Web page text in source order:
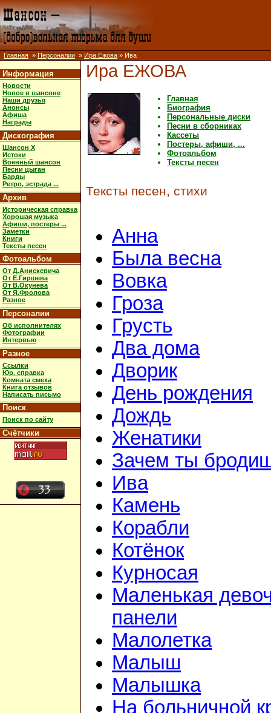
Главная » Персоналии » Ира Ежова » Ива
Информация
Новости
Новое в шансоне
Наши друзья
Анонсы
Афиша
Награды
Дискография
Шансон X
Истоки
Военный шансон
Песни цыган
Барды
Ретро, эстрада ...
Архив
Историческая справка
Хорошая музыка
Афиши, постеры ...
Заметки
Книги
Тексты песен
Фотоальбом
От Д.Анискевича
От Е.Гиршева
От В.Окунева
От Я.Фролова
Разное
Персоналии
Об исполнителях
Фотографии
Интервью
Разное
Ссылки
Юр. справка
Комната смеха
Книга отзывов
Написать письмо
Поиск
Поиск по сайту
Счётчики
Ира ЕЖОВА
Главная
Биография
Персональные диски
Песни в сборниках
Кассеты
Постеры, афиши, ...
Фотоальбом
Тексты песен
Тексты песен, стихи
Анна
Была весна
Вовка
Гроза
Грусть
Два дома
Дворик
День рождения
Дождь
Женатики
Зачем ты
Ива
Камень
Корабли
Котёнок
Курносая
Маленькая
панели
Малолетка
Малыш
Малышка
На больничной